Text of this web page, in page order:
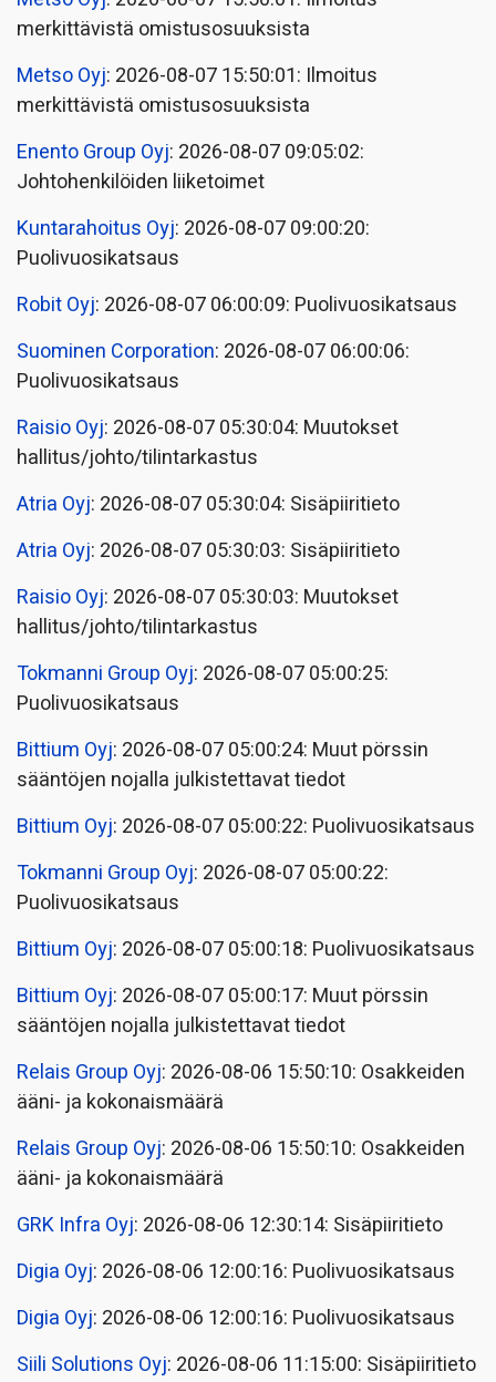
merkittävistä omistusosuuksista
Metso Oyj: 2026-08-07 15:50:01: Ilmoitus
merkittävistä omistusosuuksista
Enento Group Oyj: 2026-08-07 09:05:02:
Johtohenkilöiden liiketoimet
Kuntarahoitus Oyj: 2026-08-07 09:00:20:
Puolivuosikatsaus
Robit Oyj: 2026-08-07 06:00:09: Puolivuosikatsaus
Suominen Corporation: 2026-08-07 06:00:06:
Puolivuosikatsaus
Raisio Oyj: 2026-08-07 05:30:04: Muutokset
hallitus/johto/tilintarkastus
Atria Oyj: 2026-08-07 05:30:04: Sisäpiiritieto
Atria Oyj: 2026-08-07 05:30:03: Sisäpiiritieto
Raisio Oyj: 2026-08-07 05:30:03: Muutokset
hallitus/johto/tilintarkastus
Tokmanni Group Oyj: 2026-08-07 05:00:25:
Puolivuosikatsaus
Bittium Oyj: 2026-08-07 05:00:24: Muut pörssin
sääntöjen nojalla julkistettavat tiedot
Bittium Oyj: 2026-08-07 05:00:22: Puolivuosikatsaus
Tokmanni Group Oyj: 2026-08-07 05:00:22:
Puolivuosikatsaus
Bittium Oyj: 2026-08-07 05:00:18: Puolivuosikatsaus
Bittium Oyj: 2026-08-07 05:00:17: Muut pörssin
sääntöjen nojalla julkistettavat tiedot
Relais Group Oyj: 2026-08-06 15:50:10: Osakkeiden
ääni- ja kokonaismäärä
Relais Group Oyj: 2026-08-06 15:50:10: Osakkeiden
ääni- ja kokonaismäärä
GRK Infra Oyj: 2026-08-06 12:30:14: Sisäpiiritieto
Digia Oyj: 2026-08-06 12:00:16: Puolivuosikatsaus
Digia Oyj: 2026-08-06 12:00:16: Puolivuosikatsaus
Siili Solutions Oyj: 2026-08-06 11:15:00: Sisäpiiritieto